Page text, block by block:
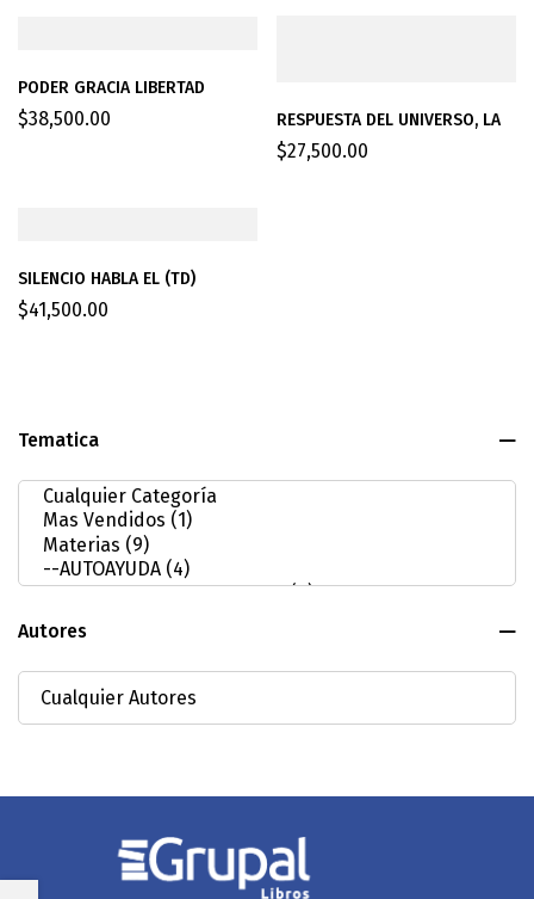
Tematica
Autores
PODER GRACIA LIBERTAD
$38,500.00 RESPUESTA DEL UNIVERSO, LA
$27,500.00
SILENCIO HABLA EL (TD)
$41,500.00